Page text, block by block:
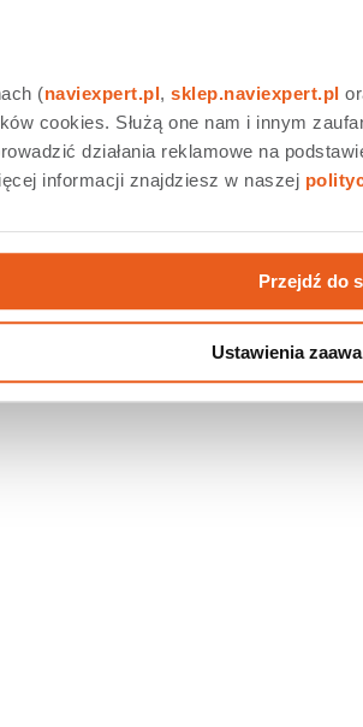
(naviexpert.pl, sklep.naviexpert.pl
cookies. Służą one nam i innym
działania reklamowe na
informacji znajdziesz w naszej
Przejdź do
Ustawienia
Wszystkie prawa zastrzeżone.